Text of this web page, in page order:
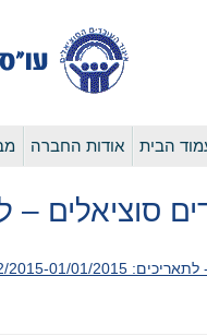
הבית אודות החברה
– לתאריכים: 31/12/
2015-01/01/2015